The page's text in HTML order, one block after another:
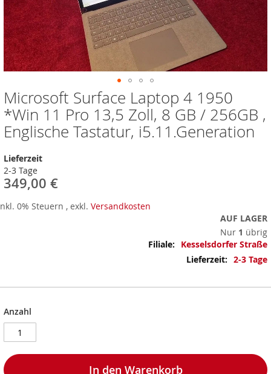
Microsoft Surface Laptop 4 1950
*Win 11 Pro 13,5 Zoll, 8 GB / 256GB ,
Englische Tastatur, i5.11.Generation
Lieferzeit
2-3 Tage
349,00 €
0% Steuern , exkl. Versandkosten
AUF LAGER
Nur 1 übrig
Mehr
Informationen
Kesselsdorfer Straße
2-3 Tage
Anzahl
In den Warenkorb
Zum
Anfang
der
Bildergalerie
springen